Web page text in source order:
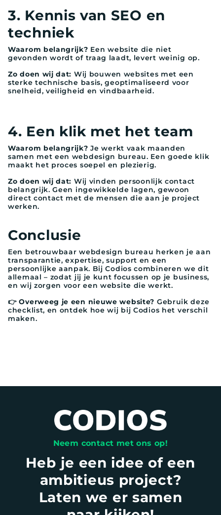
3. Kennis van SEO en
techniek
Waarom belangrijk? Een website die niet
gevonden wordt of traag laadt, levert weinig op.
Zo doen wij dat: Wij bouwen websites met een
sterke technische basis, geoptimaliseerd voor
snelheid, veiligheid en vindbaarheid.
4. Een klik met het team
Waarom belangrijk? Je werkt vaak maanden
samen met een webdesign bureau. Een goede klik
maakt het proces soepel en plezierig.
Zo doen wij dat: Wij vinden persoonlijk contact
belangrijk. Geen ingewikkelde lagen, gewoon
direct contact met de mensen die aan je project
werken.
Conclusie
Een betrouwbaar webdesign bureau herken je aan
transparantie, expertise, support en een
persoonlijke aanpak. Bij Codios combineren we dit
allemaal – zodat jij je kunt focussen op je business,
en wij zorgen voor een website die werkt.
👉 Overweeg je een nieuwe website? Gebruik deze
checklist, en ontdek hoe wij bij Codios het verschil
maken.
Neem contact met ons op!
Heb je een idee of een
ambitieus project?
Laten we er samen